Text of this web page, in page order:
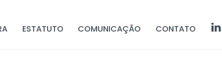
ESTATUTO COMUNICAÇÃO CONTATO